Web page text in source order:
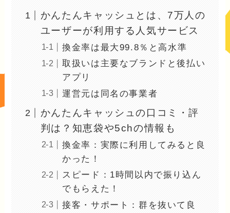
かんたんキャッシュとは、7万人の
ユーザーが利用する人気サービス
換金率は最大99.8％と高水準
取扱いは主要なブランドと後払い
アプリ
運営元は同名の事業者
かんたんキャッシュの口コミ・評
判は？知恵袋や5chの情報も
換金率：実際に利用してみると良
かった！
スピード：1時間以内で振り込ん
でもらえた！
接客・サポート：群を抜いて良